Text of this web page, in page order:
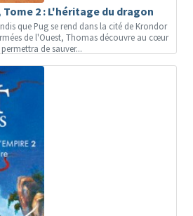
Tome 2 : L'héritage du dragon
que Pug se rend dans la cité de Krondor
de l'Ouest, Thomas découvre au cœur
de sauver...